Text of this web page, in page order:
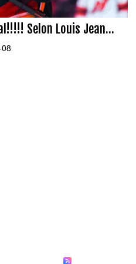
Selon Louis Jean...